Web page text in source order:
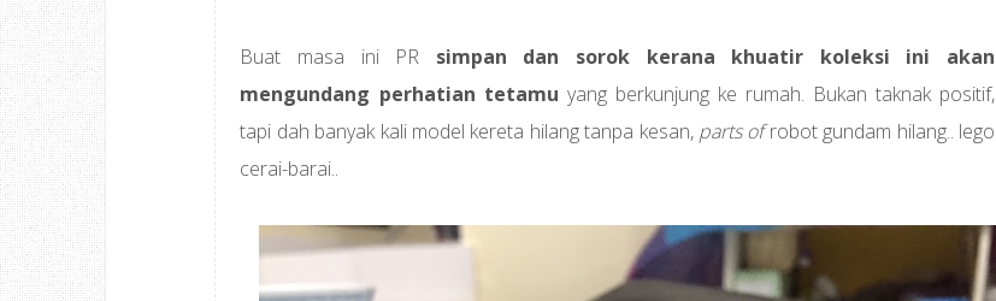
Buat masa ini PR simpan dan sorok kerana khuatir koleksi ini akan
mengundang perhatian tetamu yang berkunjung ke rumah. Bukan taknak positif,
tapi dah banyak kali model kereta hilang tanpa kesan, parts ofrobot gundam hilang.. lego
cerai-barai..